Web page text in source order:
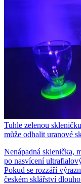
Tuhle zelenou
může odhalit uranové
Nenápadná sklenička,
po nasvícení
Pokud se rozzáří
českém sklářství